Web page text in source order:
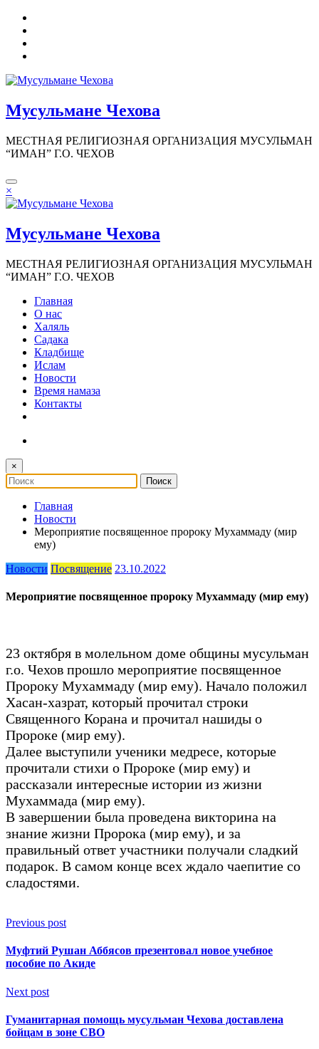
Перейти
содержимому
Мусульмане Чехова
МЕСТНАЯ РЕЛИГИОЗНАЯ ОРГАНИЗАЦИЯ МУСУЛЬМАН
“ИМАН” Г.О. ЧЕХОВ
×
Мусульмане Чехова
МЕСТНАЯ РЕЛИГИОЗНАЯ ОРГАНИЗАЦИЯ МУСУЛЬМАН
“ИМАН” Г.О. ЧЕХОВ
Главная
О нас
Халяль
Садака
Кладбище
Ислам
Новости
Время намаза
Контакты
×
Главная
Новости
Мероприятие посвященное пророку Мухаммаду (мир
ему)
Новости Посвящение 23.10.2022
Мероприятие посвященное пророку Мухаммаду (мир ему)
23 октября в молельном доме общины мусульман
г.о. Чехов прошло мероприятие посвященное
Пророку Мухаммаду (мир ему). Начало положил
Хасан-хазрат, который прочитал строки
Священного Корана и прочитал нашиды о
Пророке (мир ему).
Далее выступили ученики медресе, которые
прочитали стихи о Пророке (мир ему) и
рассказали интересные истории из жизни
Мухаммада (мир ему).
В завершении была проведена викторина на
знание жизни Пророка (мир ему), и за
правильный ответ участники получали сладкий
подарок. В самом конце всех ждало чаепитие со
сладостями.
Previous post
Муфтий Рушан Аббясов презентовал новое учебное
пособие по Акиде
Next post
Гуманитарная помощь мусульман Чехова доставлена
бойцам в зоне СВО